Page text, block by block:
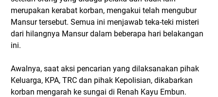
merupakan kerabat korban, mengakui telah mengubur
Mansur tersebut. Semua ini menjawab teka-teki misteri
dari hilangnya Mansur dalam beberapa hari belakangan
ini.
Awalnya, saat aksi pencarian yang dilaksanakan pihak
Keluarga, KPA, TRC dan pihak Kepolisian, dikabarkan
korban mengarah ke sungai di Renah Kayu Embun.